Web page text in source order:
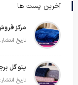
آخرین پست ها
تاریخ انتشار: 8 آگوست 2026
تاریخ انتشار: 7 آگوست 2026